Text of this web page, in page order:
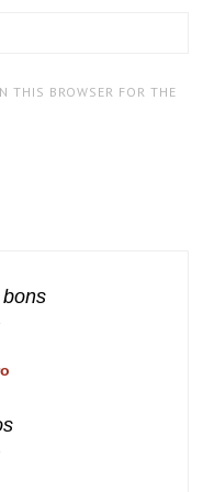
THIS BROWSER FOR THE